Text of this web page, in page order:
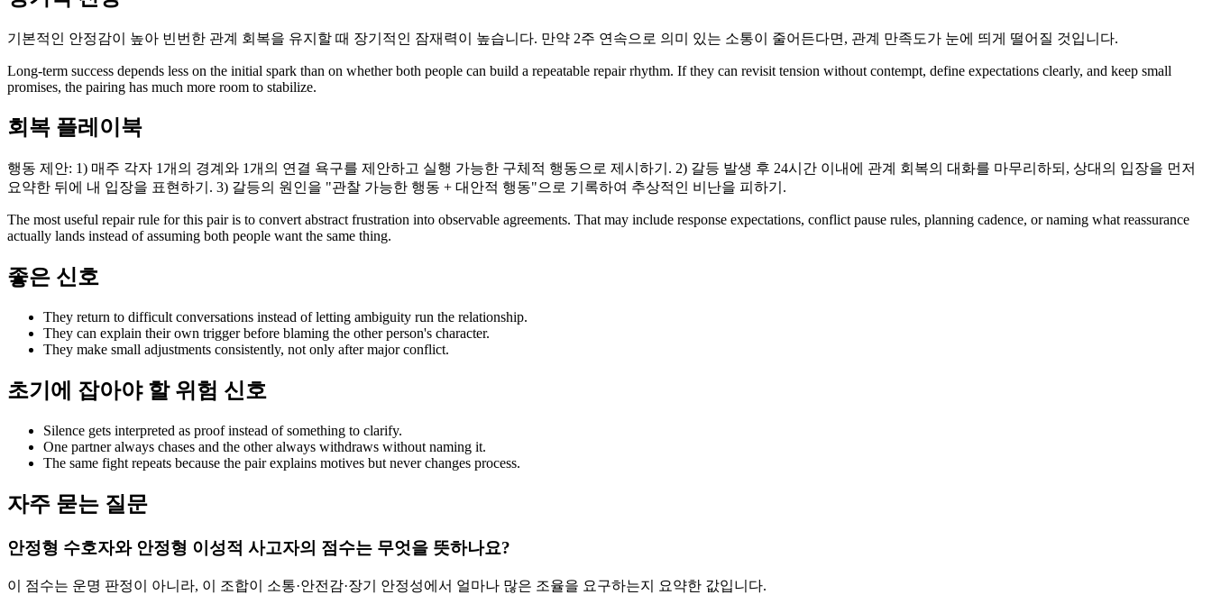
기본적인 안정감이 높아 빈번한 관계 회복을 유지할 때 장기적인 잠재력이 높습니다. 만약 2주 연속으로 의미 있는 소통이 줄어든다면, 관계 만족도가 눈에 띄게 떨어질 것입니다.
Long-term success depends less on the initial spark than on whether both people can build a repeatable repair rhythm. If they can revisit tension without contempt, define expectations clearly, and keep small
promises, the pairing has much more room to stabilize.
회복 플레이북
행동 제안: 1) 매주 각자 1개의 경계와 1개의 연결 욕구를 제안하고 실행 가능한 구체적 행동으로 제시하기. 2) 갈등 발생 후 24시간 이내에 관계 회복의 대화를 마무리하되, 상대의 입장을 먼저
요약한 뒤에 내 입장을 표현하기. 3) 갈등의 원인을 "관찰 가능한 행동 + 대안적 행동"으로 기록하여 추상적인 비난을 피하기.
The most useful repair rule for this pair is to convert abstract frustration into observable agreements. That may include response expectations, conflict pause rules, planning cadence, or naming what reassurance
actually lands instead of assuming both people want the same thing.
좋은 신호
They return to difficult conversations instead of letting ambiguity run the relationship.
They can explain their own trigger before blaming the other person's character.
They make small adjustments consistently, not only after major conflict.
초기에 잡아야 할 위험 신호
Silence gets interpreted as proof instead of something to clarify.
One partner always chases and the other always withdraws without naming it.
The same fight repeats because the pair explains motives but never changes process.
자주 묻는 질문
안정형 수호자와 안정형 이성적 사고자의 점수는 무엇을 뜻하나요?
이 점수는 운명 판정이 아니라, 이 조합이 소통·안전감·장기 안정성에서 얼마나 많은 조율을 요구하는지 요약한 값입니다.